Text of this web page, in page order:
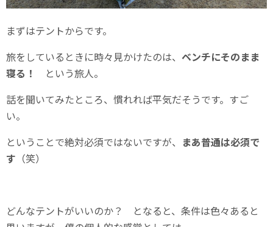
まずはテントからです。
旅をしているときに時々見かけたのは、 ベンチにそのまま
寝る！
という旅人。
話を聞いてみたところ、慣れれば平気だそうです。すご
い。
ということで絶対必須ではないですが、 まあ普通は必須で
す （笑）
どんなテントがいいのか？ となると、条件は色々あると